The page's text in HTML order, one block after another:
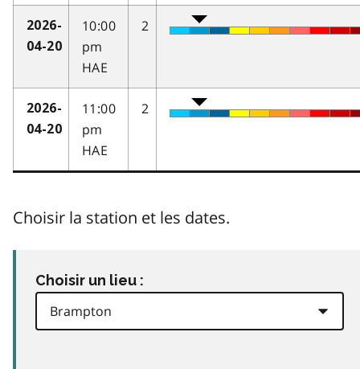
2026-
04-20
10:00
pm
HAE
2
2026-
04-20
11:00
pm
HAE
2
Choisir la station et les dates.
Choisir un lieu :